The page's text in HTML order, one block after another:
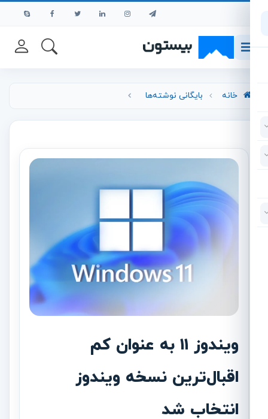
خانه بایگانی نوشته‌ها
ویندوز ۱۱ به عنوان کم
اقبال‌ترین نسخه ویندوز
انتخاب شد